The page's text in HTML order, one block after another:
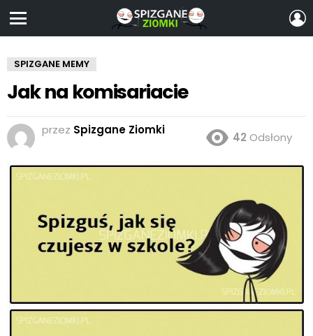
SPIZGANE MEMY
Jak na komisariacie
przez Spizgane Ziomki
42 Odsłony